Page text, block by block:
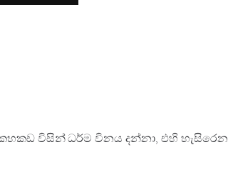
විසින් ධර්ම විනය දන්නා, එහි හැසිරෙන